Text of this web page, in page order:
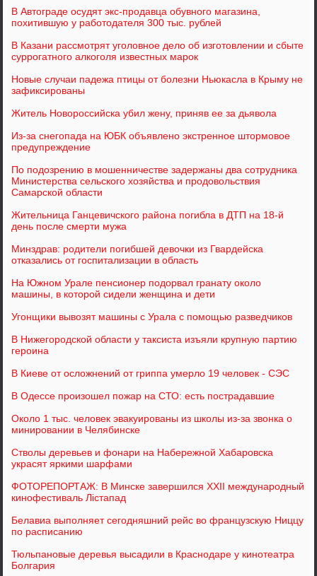
В Автограде осудят экс-продавца обувного магазина,
похитившую у работодателя 300 тыс. рублей
В Казани рассмотрят уголовное дело об изготовлении и сбыте
суррогатного алкоголя известных марок
Новые случаи падежа птицы от болезни Ньюкасла в Крыму не
зафиксированы
Житель Новороссийска убил жену, приняв ее за дьявола
Из-за снегопада на ЮБК объявлено экстренное штормовое
предупреждение
По подозрению в мошенничестве задержаны два сотрудника
Министерства сельского хозяйства и продовольствия
Самарской области
Жительница Ганцевичского района погибла в ДТП на 18-й
день после смерти мужа
Минздрав: родители погибшей девочки из Гвардейска
отказались от госпитализации в область
На Южном Урале пенсионер подорвал гранату около
машины, в которой сидели женщина и дети
Угонщики вывозят машины с Урала с помощью разведчиков
В Нижегородской области у таксиста изъяли крупную партию
героина
В Киеве от осложнений от гриппа умерло 19 человек - СЭС
В Одессе произошел пожар на СТО: есть пострадавшие
Около 1 тыс. человек эвакуированы из школы из-за звонка о
минировании в Челябинске
Стволы деревьев и фонари на Набережной Хабаровска
украсят яркими шарфами
ФОТОРЕПОРТАЖ: В Минске завершился XXII международный
кинофестиваль Лістапад
Белавиа выполняет сегодняшний рейс во французскую Ниццу
по расписанию
Тюльпановые деревья высадили в Краснодаре у кинотеатра
Болгария